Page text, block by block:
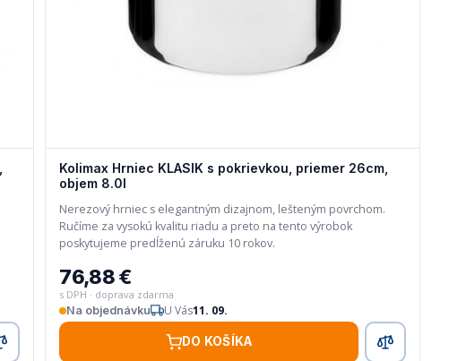
Kolimax Hrniec KLASIK s pokrievkou, priemer 26cm,
objem 8.0l
Nerezový hrniec s elegantným dizajnom, lešteným povrchom.
Ručíme za vysokú kvalitu riadu a preto na tento výrobok
poskytujeme predĺženú záruku 10 rokov.
76,88 €
s DPH · doprava zdarma
Na objednávku
U Vás11. 09.
DO KOŠÍKA